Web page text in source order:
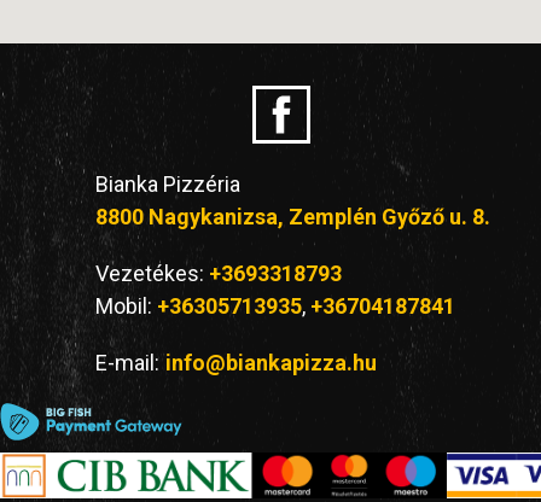
Bianka Pizzéria
8800 Nagykanizsa, Zemplén Győző u. 8.
Vezetékes: +3693318793
Mobil: +36305713935, +36704187841
E-mail: info@biankapizza.hu